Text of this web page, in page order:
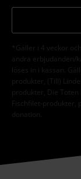
*Gäller i 4 veckor
andra
löses in i kassan.
produkter, (Till)
produkter, Die
Fischfilet-
donation.